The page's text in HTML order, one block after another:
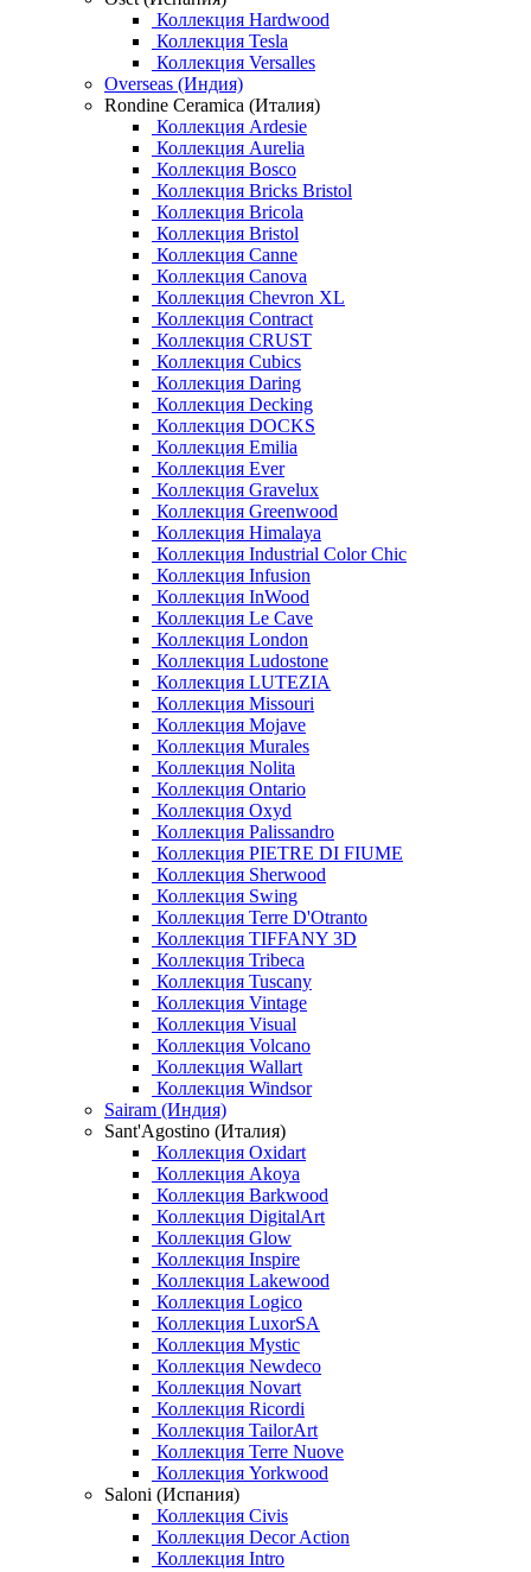
Коллекция Hardwood
Коллекция Tesla
Коллекция Versalles
Overseas (Индия)
Rondine Ceramica (Италия)
Коллекция Ardesie
Коллекция Aurelia
Коллекция Bosco
Коллекция Bricks Bristol
Коллекция Bricola
Коллекция Bristol
Коллекция Canne
Коллекция Canova
Коллекция Chevron XL
Коллекция Contract
Коллекция CRUST
Коллекция Cubics
Коллекция Daring
Коллекция Decking
Коллекция DOCKS
Коллекция Emilia
Коллекция Ever
Коллекция Gravelux
Коллекция Greenwood
Коллекция Himalaya
Коллекция Industrial Color Chic
Коллекция Infusion
Коллекция InWood
Коллекция Le Cave
Коллекция London
Коллекция Ludostone
Коллекция LUTEZIA
Коллекция Missouri
Коллекция Mojave
Коллекция Murales
Коллекция Nolita
Коллекция Ontario
Коллекция Oxyd
Коллекция Palissandro
Коллекция PIETRE DI FIUME
Коллекция Sherwood
Коллекция Swing
Коллекция Terre D'Otranto
Коллекция TIFFANY 3D
Коллекция Tribeca
Коллекция Tuscany
Коллекция Vintage
Коллекция Visual
Коллекция Volcano
Коллекция Wallart
Коллекция Windsor
Sairam (Индия)
Sant'Agostino (Италия)
Коллекция Oxidart
Коллекция Akoya
Коллекция Barkwood
Коллекция DigitalArt
Коллекция Glow
Коллекция Inspire
Коллекция Lakewood
Коллекция Logico
Коллекция LuxorSA
Коллекция Mystic
Коллекция Newdeco
Коллекция Novart
Коллекция Ricordi
Коллекция TailorArt
Коллекция Terre Nuove
Коллекция Yorkwood
Saloni (Испания)
Коллекция Civis
Коллекция Decor Action
Коллекция Intro